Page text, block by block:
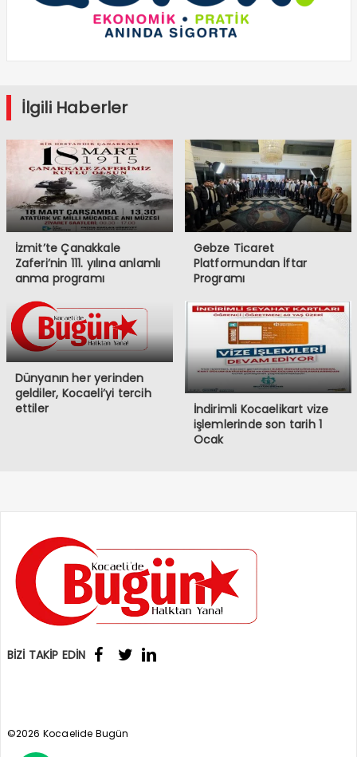
İlgili Haberler
İzmit’te Çanakkale
Zaferi’nin 111. yılına anlamlı
anma programı
Gebze Ticaret
Platformundan İftar
Programı
Dünyanın her yerinden
geldiler, Kocaeli’yi tercih
ettiler
İndirimli Kocaelikart vize
işlemlerinde son tarih 1
Ocak
BİZİ TAKİP EDİN
©2026 Kocaelide Bugün